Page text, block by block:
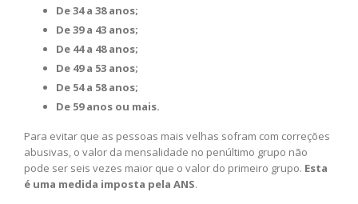
De 34 a 38 anos;
De 39 a 43 anos;
De 44 a 48 anos;
De 49 a 53 anos;
De 54 a 58 anos;
De 59 anos ou mais.
Para evitar que as pessoas mais velhas sofram com correções
abusivas, o valor da mensalidade no penúltimo grupo não
pode ser seis vezes maior que o valor do primeiro grupo. Esta
é uma medida imposta pela ANS.